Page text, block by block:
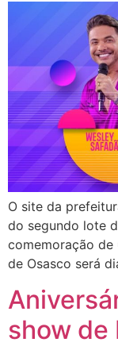
O site da
do segundo lote
comemoração de
de Osasco será
show de